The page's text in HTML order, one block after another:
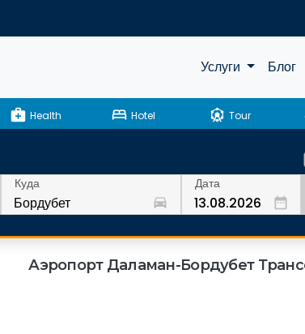
Услуги Блог
medical_services Health bed Hotel attractions Tour
Куда
drive_eta
Дата
date_range
Аэропорт Даламан-Бордубет